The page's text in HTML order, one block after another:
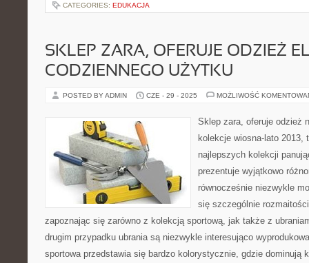
CATEGORIES: EDUKACJA
SKLEP ZARA, OFERUJE ODZIEŻ
CODZIENNEGO UŻYTKU
POSTED BY ADMIN CZE - 29 - 2025 MOŻLIWOŚĆ
Sklep zara, oferuje odzież
kolekcje wiosna-lato 2013,
najlepszych kolekcji
prezentuje wyjątkowo
równocześnie niezwykle
się szczególnie
zapoznając się zarówno z kolekcją sportową, jak także z
drugim przypadku ubrania są niezwykle interesująco
sportowa przedstawia się bardzo kolorystycznie, gdzie dominują